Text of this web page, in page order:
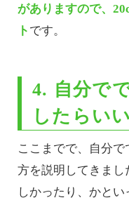
がありますので、
ト です。
4. 自分で
したらい
ここまでで、自分
方を説明してきま
しかったり、かと